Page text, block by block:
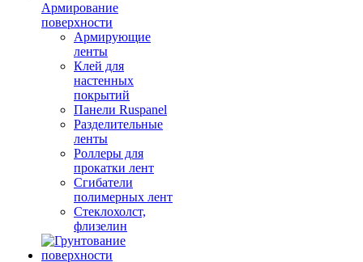
Армирование
поверхности
Армирующие
ленты
Клей для
настенных
покрытий
Панели Ruspanel
Разделительные
ленты
Роллеры для
прокатки лент
Сгибатели
полимерных лент
Стеклохолст,
флизелин